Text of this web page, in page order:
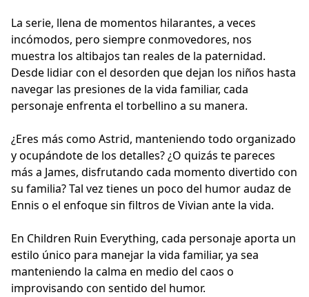
La serie, llena de momentos hilarantes, a veces
incómodos, pero siempre conmovedores, nos
muestra los altibajos tan reales de la paternidad.
Desde lidiar con el desorden que dejan los niños hasta
navegar las presiones de la vida familiar, cada
personaje enfrenta el torbellino a su manera.
¿Eres más como Astrid, manteniendo todo organizado
y ocupándote de los detalles? ¿O quizás te pareces
más a James, disfrutando cada momento divertido con
su familia? Tal vez tienes un poco del humor audaz de
Ennis o el enfoque sin filtros de Vivian ante la vida.
En Children Ruin Everything, cada personaje aporta un
estilo único para manejar la vida familiar, ya sea
manteniendo la calma en medio del caos o
improvisando con sentido del humor.